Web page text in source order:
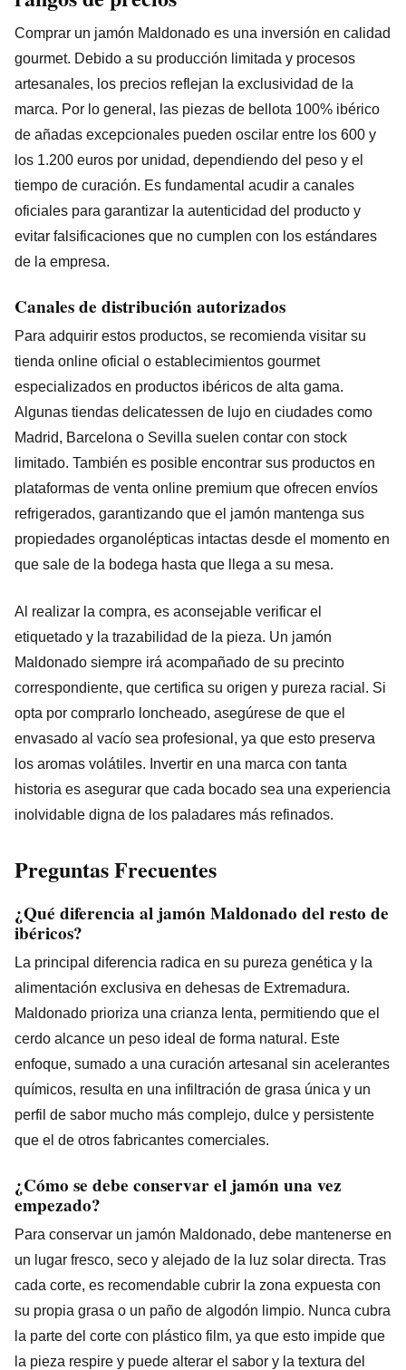
Comprar un jamón Maldonado es una inversión en calidad
gourmet. Debido a su producción limitada y procesos
artesanales, los precios reflejan la exclusividad de la
marca. Por lo general, las piezas de bellota 100% ibérico
de añadas excepcionales pueden oscilar entre los 600 y
los 1.200 euros por unidad, dependiendo del peso y el
tiempo de curación. Es fundamental acudir a canales
oficiales para garantizar la autenticidad del producto y
evitar falsificaciones que no cumplen con los estándares
de la empresa.
Canales de distribución autorizados
Para adquirir estos productos, se recomienda visitar su
tienda online oficial o establecimientos gourmet
especializados en productos ibéricos de alta gama.
Algunas tiendas delicatessen de lujo en ciudades como
Madrid, Barcelona o Sevilla suelen contar con stock
limitado. También es posible encontrar sus productos en
plataformas de venta online premium que ofrecen envíos
refrigerados, garantizando que el jamón mantenga sus
propiedades organolépticas intactas desde el momento en
que sale de la bodega hasta que llega a su mesa.
Al realizar la compra, es aconsejable verificar el
etiquetado y la trazabilidad de la pieza. Un jamón
Maldonado siempre irá acompañado de su precinto
correspondiente, que certifica su origen y pureza racial. Si
opta por comprarlo loncheado, asegúrese de que el
envasado al vacío sea profesional, ya que esto preserva
los aromas volátiles. Invertir en una marca con tanta
historia es asegurar que cada bocado sea una experiencia
inolvidable digna de los paladares más refinados.
Preguntas Frecuentes
¿Qué diferencia al jamón Maldonado del resto de
ibéricos?
La principal diferencia radica en su pureza genética y la
alimentación exclusiva en dehesas de Extremadura.
Maldonado prioriza una crianza lenta, permitiendo que el
cerdo alcance un peso ideal de forma natural. Este
enfoque, sumado a una curación artesanal sin acelerantes
químicos, resulta en una infiltración de grasa única y un
perfil de sabor mucho más complejo, dulce y persistente
que el de otros fabricantes comerciales.
¿Cómo se debe conservar el jamón una vez
empezado?
Para conservar un jamón Maldonado, debe mantenerse en
un lugar fresco, seco y alejado de la luz solar directa. Tras
cada corte, es recomendable cubrir la zona expuesta con
su propia grasa o un paño de algodón limpio. Nunca cubra
la parte del corte con plástico film, ya que esto impide que
la pieza respire y puede alterar el sabor y la textura del